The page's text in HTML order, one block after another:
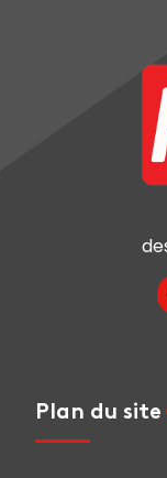
Plan du site